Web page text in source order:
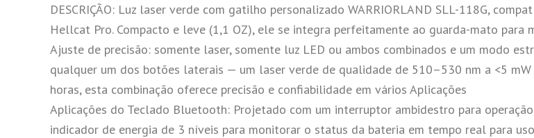
DESCRIÇÃO: Luz laser verde com gatilho personalizado WARRIORLAND SLL-118G,
Hellcat Pro. Compacto e leve (1,1 OZ), ele se integra perfeitamente ao guarda-mato
Ajuste de precisão: somente laser, somente luz LED ou ambos combinados e um modo
qualquer um dos botões laterais — um laser verde de qualidade de 510–530 nm a <5
horas, esta combinação oferece precisão e confiabilidade em vários Aplicações
Aplicações do Teclado Bluetooth: Projetado com um interruptor ambidestro para
indicador de energia de 3 níveis para monitorar o status da bateria em tempo real para